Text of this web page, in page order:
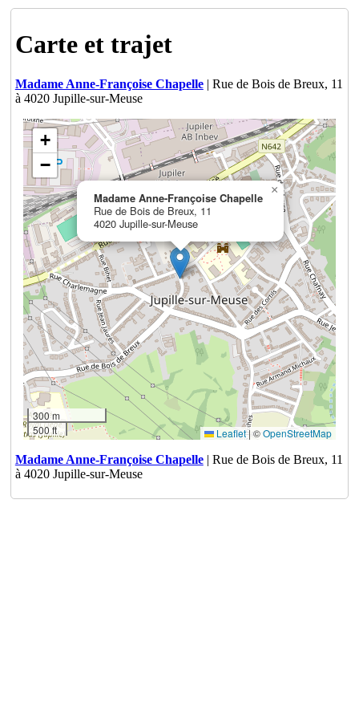
Carte et trajet
Madame Anne-Françoise Chapelle| Rue de Bois de Breux, 11
à 4020 Jupille-sur-Meuse
Madame Anne-Françoise Chapelle
Rue de Bois de Breux, 11
4020 Jupille-sur-Meuse
×
+
−
300 m
500 ft
Leaflet| ©OpenStreetMap
Madame Anne-Françoise Chapelle| Rue de Bois de Breux, 11
à 4020 Jupille-sur-Meuse